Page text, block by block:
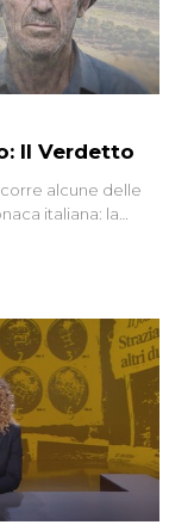
Il Verdetto
alcune delle
italiana: la